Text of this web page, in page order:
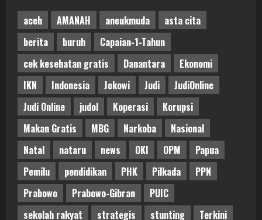
aceh AMANAH aneukmuda
asta cita
berita
buruh
Capaian-1-Tahun
cek kesehatan gratis
Danantara
Ekonomi
IKN
Indonesia Jokowi Judi
JudiOnline
Judi Online
judol Koperasi
Korupsi
Makan Gratis
MBG Narkoba
Nasional
Natal
nataru news OKI OPM
Papua
Pemilu
pendidikan PHK Pilkada
PPN
Prabowo
Prabowo-Gibran
PUIC
sekolah rakyat
strategis stunting Terkini